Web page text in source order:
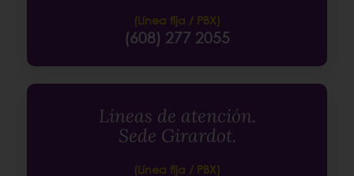
(Línea fija / PBX)
(608) 277 2055
Líneas de atención.
Sede Girardot.
(Línea fija / PBX)